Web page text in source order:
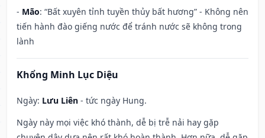
- Mão: “Bất xuyên tỉnh tuyền thủy bất hương” - Không nên
tiến hành đào giếng nước để tránh nước sẽ không trong
lành
Khổng Minh Lục Diệu
Ngày: Lưu Liên - tức ngày Hung.
Ngày này mọi việc khó thành, dễ bị trễ nải hay gặp